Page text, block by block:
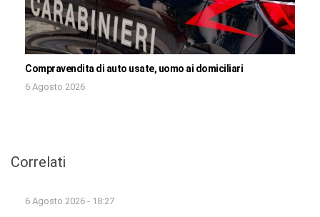
Compravendita di auto usate, uomo ai domiciliari
6 Agosto 2026
Correlati
6 Agosto 2026 - 18:27